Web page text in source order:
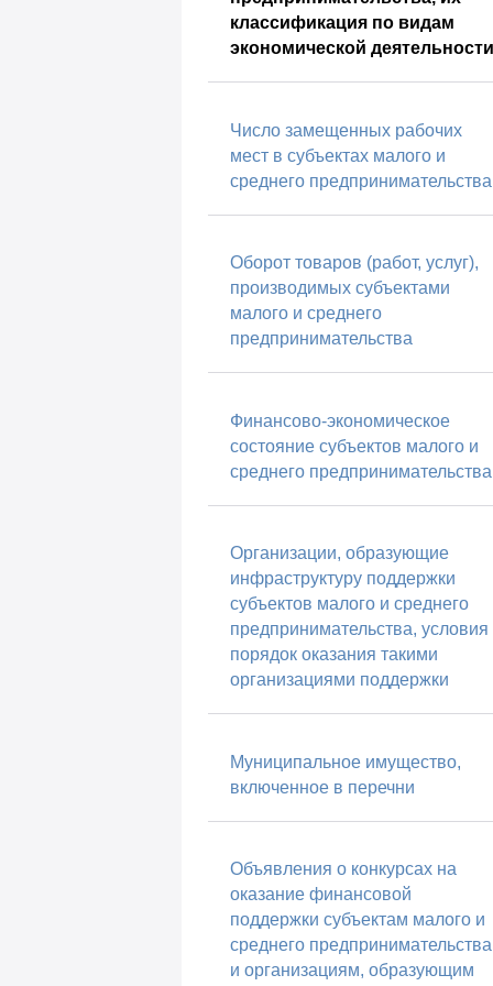
классификация по видам
экономической
Число замещенных рабочих
мест в субъектах малого и
среднего предпринимательства
Оборот товаров (работ, услуг),
производимых субъектами
малого и среднего
предпринимательства
Финансово-экономическое
состояние субъектов малого и
среднего предпринимательства
Организации, образующие
инфраструктуру поддержки
субъектов малого и среднего
предпринимательства, условия
порядок оказания такими
организациями поддержки
Муниципальное имущество,
включенное в перечни
Объявления о конкурсах на
оказание финансовой
поддержки субъектам малого и
среднего предпринимательства
и организациям, образующим